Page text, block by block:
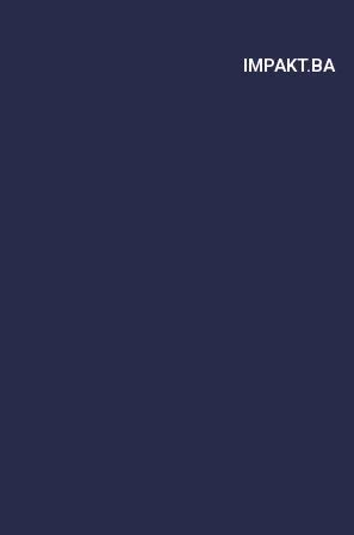
IMPAKT.BA